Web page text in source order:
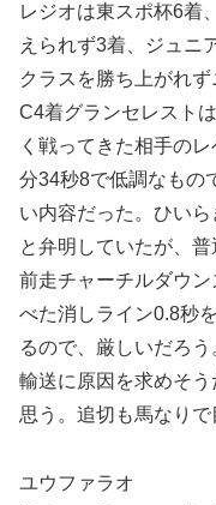
レジオは東スポ杯6着
えられず3着、ジュニ
クラスを勝ち上がれ
C4着グランセレスト
く戦ってきた相手の
分34秒8で低調なもの
い内容だった。ひい
と弁明していたが、普
前走チャーチルダウ
べた消しライン0.8秒
るので、厳しいだろ
輸送に原因を求めそ
思う。追切も馬なりで
ユウファラオ